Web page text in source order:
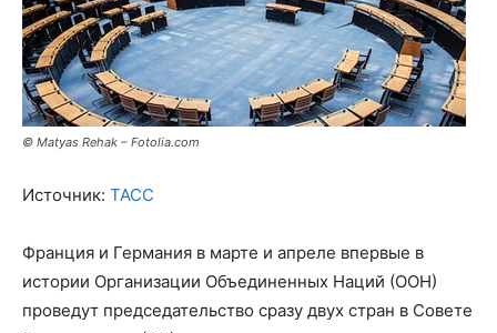
© Matyas Rehak – Fotolia.com
Источник: TACC
Франция и Германия в марте и апреле впервые в
истории Организации Объединенных Наций (ООН)
проведут председательство сразу двух стран в Совете